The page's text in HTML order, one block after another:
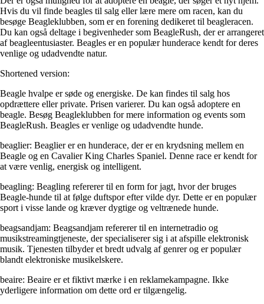
Hvis du vil finde beagles til salg eller lære mere om racen, kan du
besøge Beagleklubben, som er en forening dedikeret til beagleracen.
Du kan også deltage i begivenheder som BeagleRush, der er arrangeret
af beagleentusiaster. Beagles er en populær hunderace kendt for deres
venlige og udadvendte natur.
Shortened version:
Beagle hvalpe er søde og energiske. De kan findes til salg hos
opdrættere eller private. Prisen varierer. Du kan også adoptere en
beagle. Besøg Beagleklubben for mere information og events som
BeagleRush. Beagles er venlige og udadvendte hunde.
beaglier: Beaglier er en hunderace, der er en krydsning mellem en
Beagle og en Cavalier King Charles Spaniel. Denne race er kendt for
at være venlig, energisk og intelligent.
beagling: Beagling refererer til en form for jagt, hvor der bruges
Beagle-hunde til at følge duftspor efter vilde dyr. Dette er en populær
sport i visse lande og kræver dygtige og veltrænede hunde.
beagsandjam: Beagsandjam refererer til en internetradio og
musikstreamingtjeneste, der specialiserer sig i at afspille elektronisk
musik. Tjenesten tilbyder et bredt udvalg af genrer og er populær
blandt elektroniske musikelskere.
beaire: Beaire er et fiktivt mærke i en reklamekampagne. Ikke
yderligere information om dette ord er tilgængelig.